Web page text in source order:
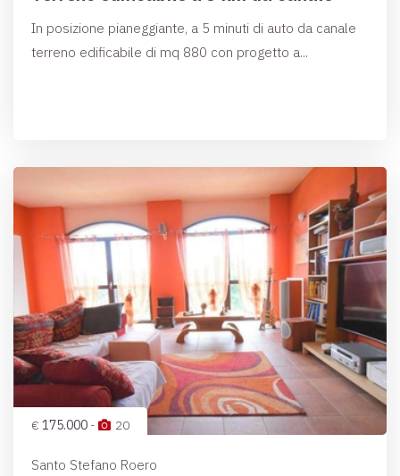
In posizione pianeggiante, a 5 minuti di auto da canale
terreno edificabile di mq 880 con progetto a...
€ 175.000 - 20
Santo Stefano Roero